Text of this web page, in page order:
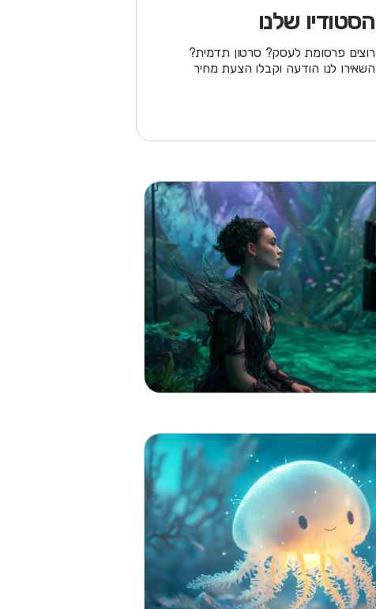
הסטודיו שלנו
רוצים פרסומת לעסק? סרטון תדמית?
השאירו לנו הודעה וקבלו הצעת מחיר